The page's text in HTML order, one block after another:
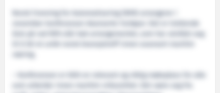
Norsk Forening for Automatisering (NFA) arrangerer i
november konferansen Avanserte Fartøyer. Det er trettende
året på rad NFA står bak arrangementet, som har utviklet seg
næring.
– Konferansen er blitt en relevant og viktig møteplass for alle
som arbeider innen maritim virksomhet. Det være seg fra